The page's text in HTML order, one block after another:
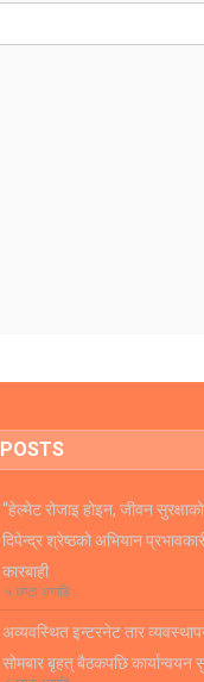
POSTS
“हेल्मेट रोजाइ होइन, जीवन
दिपेन्द्र श्रेष्ठको अभियान
कारबाही
५ घण्टा अगाडि
अव्यवस्थित इन्टरनेट तार
सोमबार बृहत् बैठकपछि कार्यान्वयन